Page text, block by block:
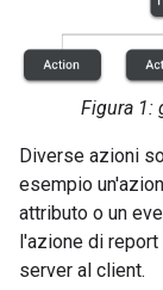
Figura 1:
Diverse azioni
esempio
attributo o un
l'azione di
server al client.